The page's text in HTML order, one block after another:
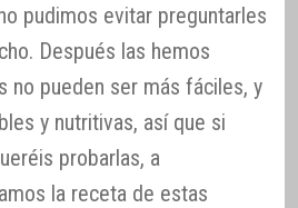
pudimos evitar preguntarles
Después las hemos
no pueden ser más fáciles, y
y nutritivas, así que si
probarlas, a
la receta de estas